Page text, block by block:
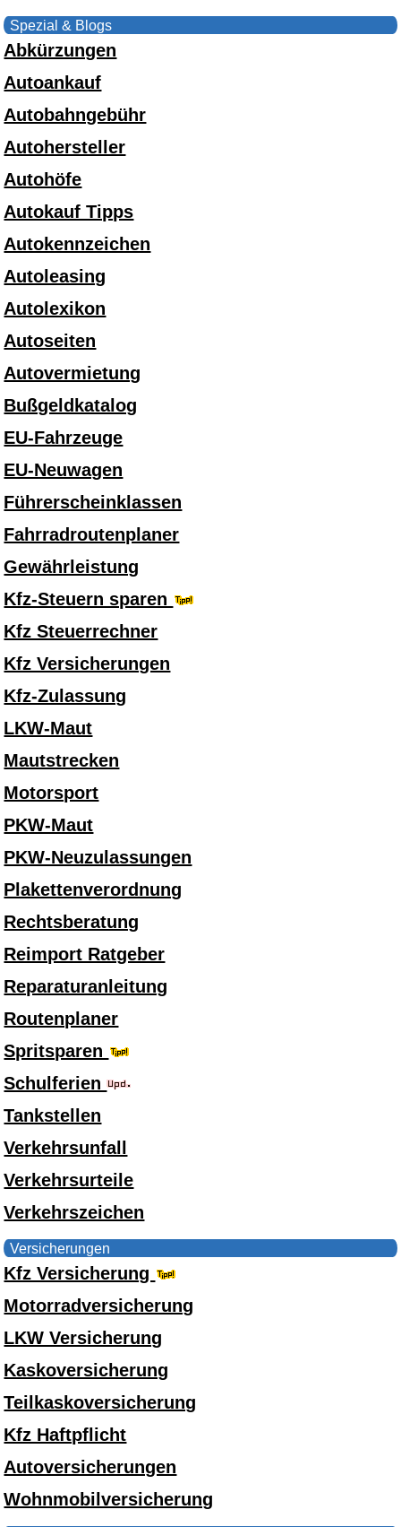
Spezial & Blogs
Abkürzungen
Autoankauf
Autobahngebühr
Autohersteller
Autohöfe
Autokauf Tipps
Autokennzeichen
Autoleasing
Autolexikon
Autoseiten
Autovermietung
Bußgeldkatalog
EU-Fahrzeuge
EU-Neuwagen
Führerscheinklassen
Fahrradroutenplaner
Gewährleistung
Kfz-Steuern sparen
Kfz Steuerrechner
Kfz Versicherungen
Kfz-Zulassung
LKW-Maut
Mautstrecken
Motorsport
PKW-Maut
PKW-Neuzulassungen
Plakettenverordnung
Rechtsberatung
Reimport Ratgeber
Reparaturanleitung
Routenplaner
Spritsparen
Schulferien
Tankstellen
Verkehrsunfall
Verkehrsurteile
Verkehrszeichen
Versicherungen
Kfz Versicherung
Motorradversicherung
LKW Versicherung
Kaskoversicherung
Teilkaskoversicherung
Kfz Haftpflicht
Autoversicherungen
Wohnmobilversicherung